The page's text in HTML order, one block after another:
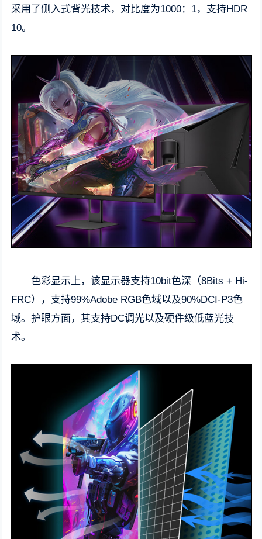
采用了侧入式背光技术，对比度为1000：1，支持HDR
10。
色彩显示上，该显示器支持10bit色深（8Bits + Hi-
FRC），支持99%Adobe RGB色域以及90%DCI-P3色
域。护眼方面，其支持DC调光以及硬件级低蓝光技
术。